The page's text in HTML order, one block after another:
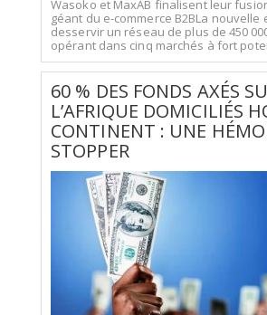
Wasoko et MaxAB finalisent leur
géant du e-commerce B2BLa
desservir un réseau de plus de 450
opérant dans cinq marchés à fort
60 % DES FONDS AXÉS
L’AFRIQUE DOMICILIÉS
CONTINENT : UNE
STOPPER